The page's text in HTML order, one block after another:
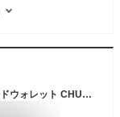
【SALE 10%OFF】チャムス リサイクルパスカードウォレット CHUMS Recycle Pass Card Wallet CH60-4065 財布 カードケース パスケース お札入れ 旅行 トラベル 二つ折り 普段使い プレゼント ギフト シンプル カジュアル キャンプ アウトドア